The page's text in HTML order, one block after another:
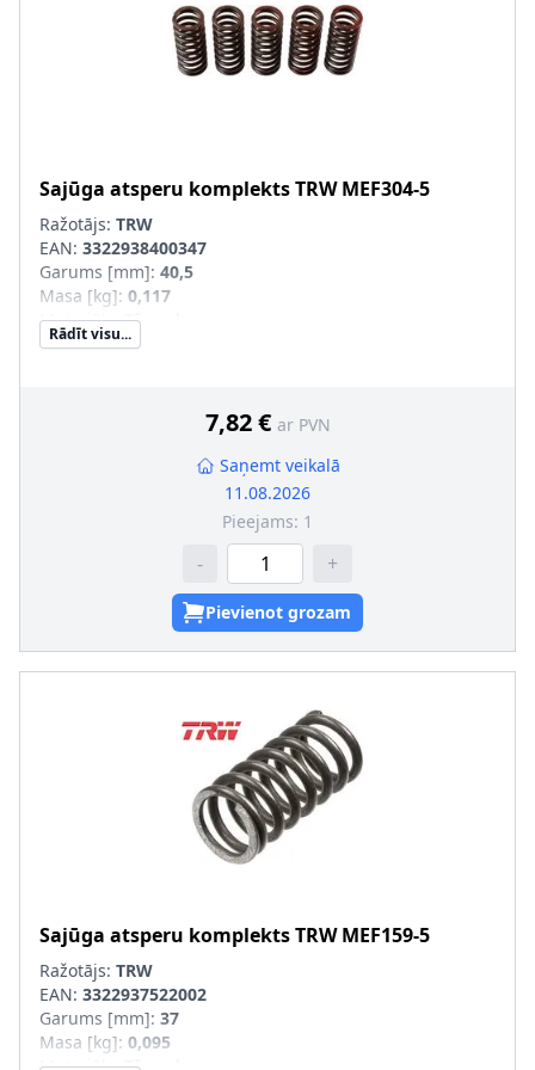
Sajūga atsperu komplektsTRW MEF304-5
Ražotājs: TRW
EAN: 3322938400347
Garums [mm]: 40,5
Masa [kg]: 0,117
Materiāls:Tērauds
Iekšējais diametrs [mm]
Informācija nav pieejama, lūdzu, griezieties pie
Rādīt visu...
7,82 € ar PVN
Saņemt veikalā
11.08.2026
Pieejams: 1
- +
Pievienot grozam
Sajūga atsperu komplektsTRW MEF159-5
Ražotājs: TRW
EAN: 3322937522002
Garums [mm]: 37
Masa [kg]: 0,095